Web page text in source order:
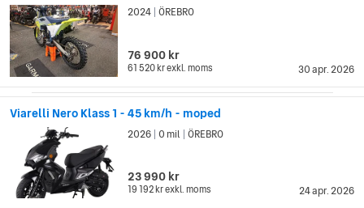
30 apr. 2026
2024 ÖREBRO
76 900 kr
61 520 krexkl. moms
Viarelli Nero Klass 1 - 45 km/h - moped
24 apr. 2026
2026 0 mil ÖREBRO
23 990 kr
19 192 krexkl. moms